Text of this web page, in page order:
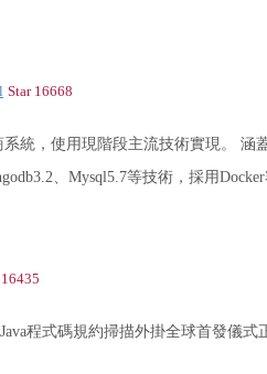
Star 16668
統，使用現階段主流技術實現。
涵
、Mysql5.7等技術，採用Docker
程式碼規約掃描外掛全球首發儀